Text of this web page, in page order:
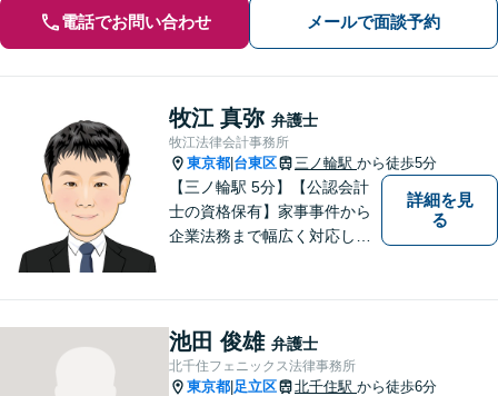
電話でお問い合わせ メールで面談予約
牧江 真弥 弁護士
牧江法律会計事務所
東京都 台東区 三ノ輪駅 から徒歩5分
【三ノ輪駅 5分】【公認会計
士の資格保有】家事事件から
企業法務まで幅広く対応して
からサポート可能です。まず
は話を聞いてみたいという方
も、お気軽にご相談くださ
詳細を見
る
池田 俊雄 弁護士
北千住フェニックス法律事務所
東京都 足立区 北千住駅 から徒歩6分